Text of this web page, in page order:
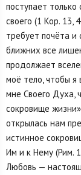
поступает
своего (1 Кор. 13,
требует почёта и
ближних все
продолжает
моё тело, чтобы я
мне Своего Духа,
сокровище
открылась нам
истинное
Им и к Нему (Рим.
Любовь —